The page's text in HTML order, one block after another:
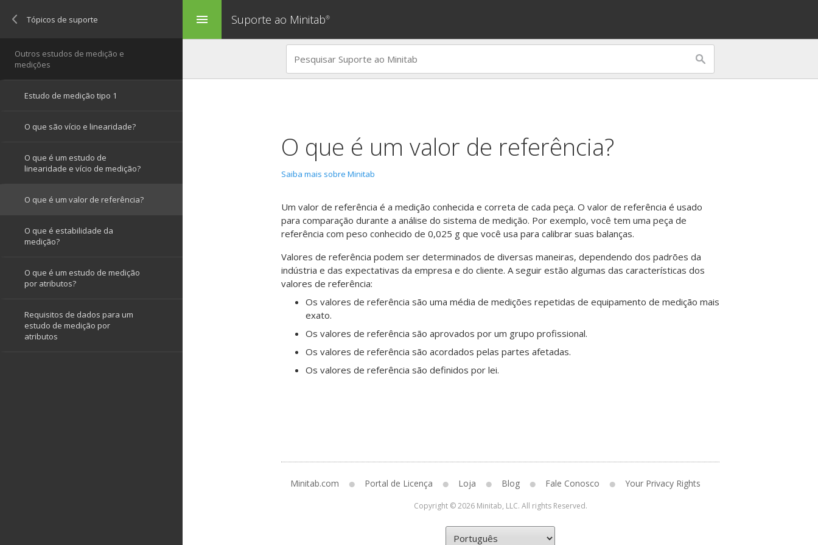
menu Suporte ao Minitab®
O que é um valor de referência?
Saiba mais sobre Minitab
Um valor de referência é a medição conhecida e correta de cada peça. O valor de referência é usado
para comparação durante a análise do sistema de medição. Por exemplo, você tem uma peça de
referência com peso conhecido de 0,025 g que você usa para calibrar suas balanças.
Valores de referência podem ser determinados de diversas maneiras, dependendo dos padrões da
indústria e das expectativas da empresa e do cliente. A seguir estão algumas das características dos
valores de referência:
Os valores de referência são uma média de medições repetidas de equipamento de medição mais
exato.
Os valores de referência são aprovados por um grupo profissional.
Os valores de referência são acordados pelas partes afetadas.
Os valores de referência são definidos por lei.
Minitab.com Portal de Licença Loja Blog Fale Conosco Your Privacy Rights
Copyright © 2026 Minitab, LLC. All rights Reserved.